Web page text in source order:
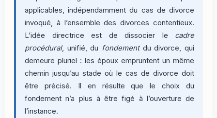
applicables, indépendamment du cas de divorce
invoqué, à l’ensemble des divorces contentieux.
L’idée directrice est de dissocier le cadre
procédural, unifié, du fondementdu divorce, qui
demeure pluriel : les époux empruntent un même
chemin jusqu’au stade où le cas de divorce doit
être précisé. Il en résulte que le choix du
fondement n’a plus à être figé à l’ouverture de
l’instance.